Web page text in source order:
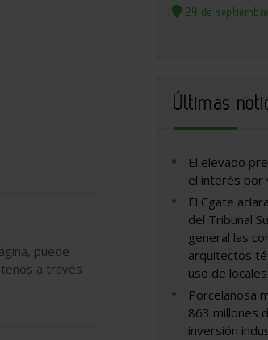
puede
a través
24 de
Últimas
El elevado
el interés por
El Cgate
del Tribunal
general las
arquitectos
uso de
Porcelanosa
863 millones
inversión